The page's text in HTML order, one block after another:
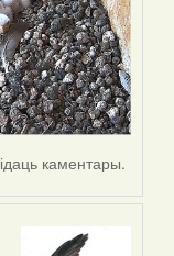
каментары.